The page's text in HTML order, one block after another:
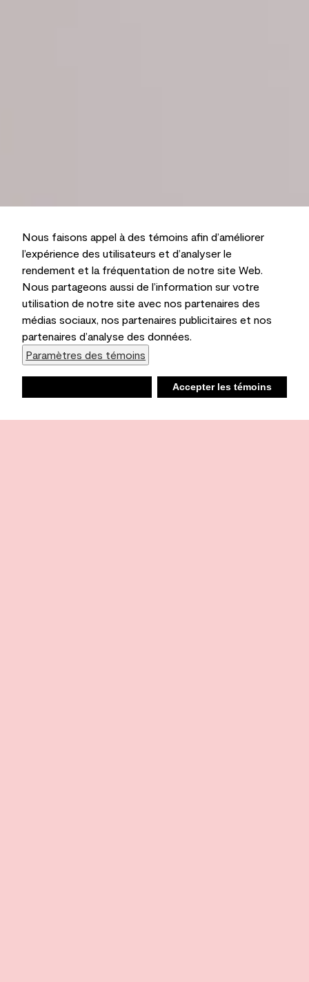
Nous faisons appel à des témoins afin d’améliorer
l’expérience des utilisateurs et d’analyser le
rendement et la fréquentation de notre site Web.
Nous partageons aussi de l’information sur votre
utilisation de notre site avec nos partenaires des
médias sociaux, nos partenaires publicitaires et nos
partenaires d’analyse des données.
Paramètres des témoins
Accepter les témoins
Liste d’achats